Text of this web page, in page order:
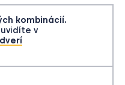
kombinácií.
v